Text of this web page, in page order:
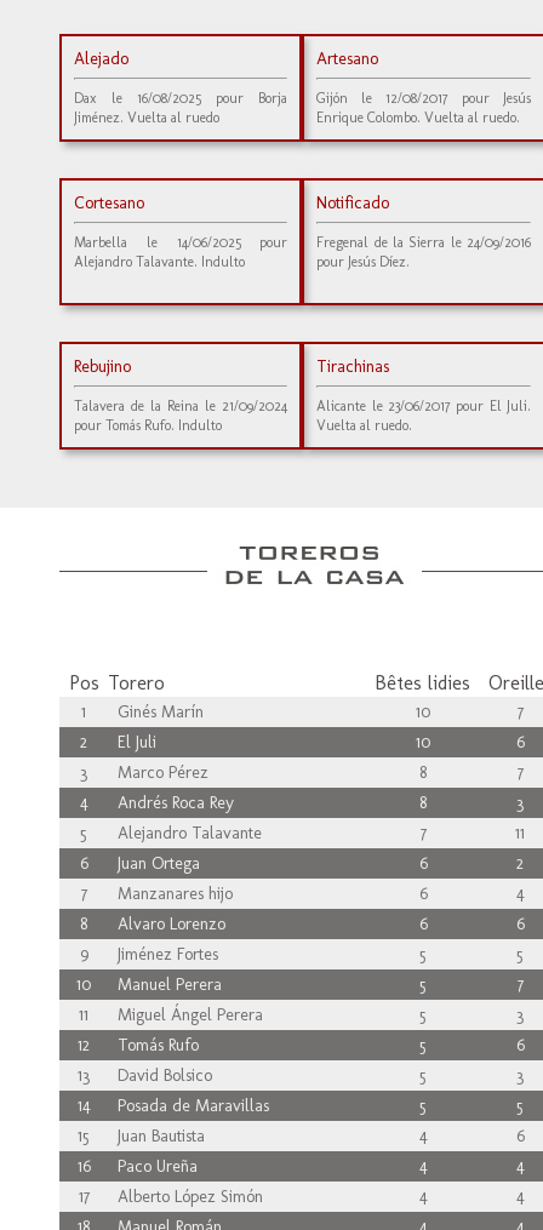
Alejado
Dax le 16/08/2025 pour Borja
Jiménez. Vuelta al ruedo
Artesano
Gijón le 12/08/2017 pour Jesús
Enrique Colombo. Vuelta al ruedo.
Cortesano
Marbella le 14/06/2025 pour
Alejandro Talavante. Indulto
Notificado
Fregenal de la Sierra le 24/09/2016
pour Jesús Díez.
Rebujino
Talavera de la Reina le 21/09/2024
pour Tomás Rufo. Indulto
Tirachinas
Alicante le 23/06/2017 pour El Juli.
Vuelta al ruedo.
Pos Torero Bêtes lidies
1 Ginés Marín 10
7
2
El Juli 10
6
3
Marco Pérez 8
7
4
Andrés Roca Rey 8
3
5
Alejandro Talavante 7
11
6
Juan Ortega 6
2
7
Manzanares hijo 6
4
8
Alvaro Lorenzo 6
6
9
Jiménez Fortes 5
5
10
Manuel Perera 5
7
11
Miguel Ángel Perera 5
3
12
Tomás Rufo 5
6
13
David Bolsico 5
3
14
Posada de Maravillas 5
5
15
Juan Bautista 4
6
16
Paco Ureña 4
4
17
Alberto López Simón 4
4